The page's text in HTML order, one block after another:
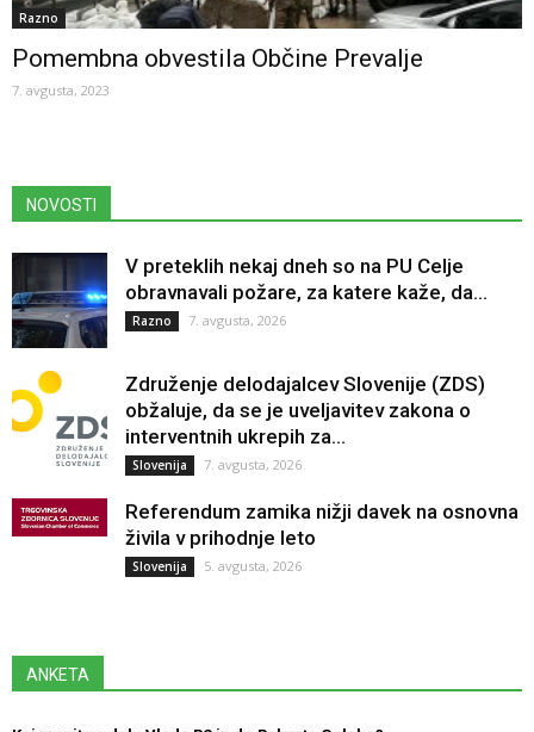
Razno
Pomembna obvestila Občine Prevalje
7. avgusta, 2023
NOVOSTI
V preteklih nekaj dneh so na PU Celje
obravnavali požare, za katere kaže, da...
Razno 7. avgusta, 2026
Združenje delodajalcev Slovenije (ZDS)
obžaluje, da se je uveljavitev zakona o
interventnih ukrepih za...
Slovenija 7. avgusta, 2026
Referendum zamika nižji davek na osnovna
živila v prihodnje leto
Slovenija 5. avgusta, 2026
ANKETA